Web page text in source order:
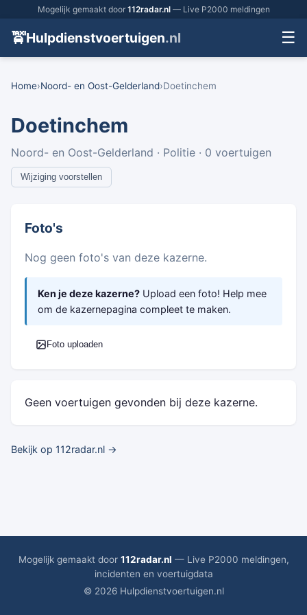
Mogelijk gemaakt door 112radar.nl— Live P2000 meldingen
🚖Hulpdienstvoertuigen.nl ☰
Home›Noord- en Oost-Gelderland›Doetinchem
Doetinchem
Noord- en Oost-Gelderland · Politie · 0 voertuigen
Wijziging voorstellen
Foto's
Nog geen foto's van deze kazerne.
Ken je deze kazerne? Upload een foto! Help mee
om de kazernepagina compleet te maken.
Foto uploaden
Geen voertuigen gevonden bij deze kazerne.
Bekijk op 112radar.nl →
Mogelijk gemaakt door 112radar.nl — Live P2000 meldingen,
incidenten en voertuigdata
© 2026 Hulpdienstvoertuigen.nl